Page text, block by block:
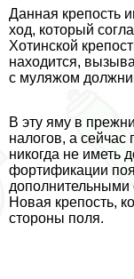
Данная крепость
ход, который
Хотинской
находится,
с муляжом
В эту яму в
налогов, а сейчас
никогда не иметь
фортификации
Новая крепость,
стороны поля.